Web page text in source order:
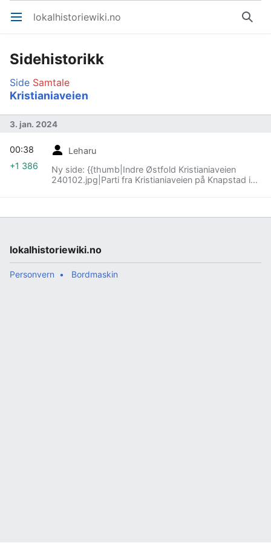
Åpne hovedmenyen lokalhistoriewiki.no Søk
Sidehistorikk
Side Samtale
Kristianiaveien
3. jan. 2024
Leharu
Ny side: {{thumb|Indre Østfold Kristianiaveien
240102.jpg|Parti fra Kristianiaveien på Knapstad i
meter nord for Knapstad barne- og ungdomsskole,
er en 350 meter lang nordvendt bue m…
00:38
+1 386
lokalhistoriewiki.no
Personvern Bordmaskin